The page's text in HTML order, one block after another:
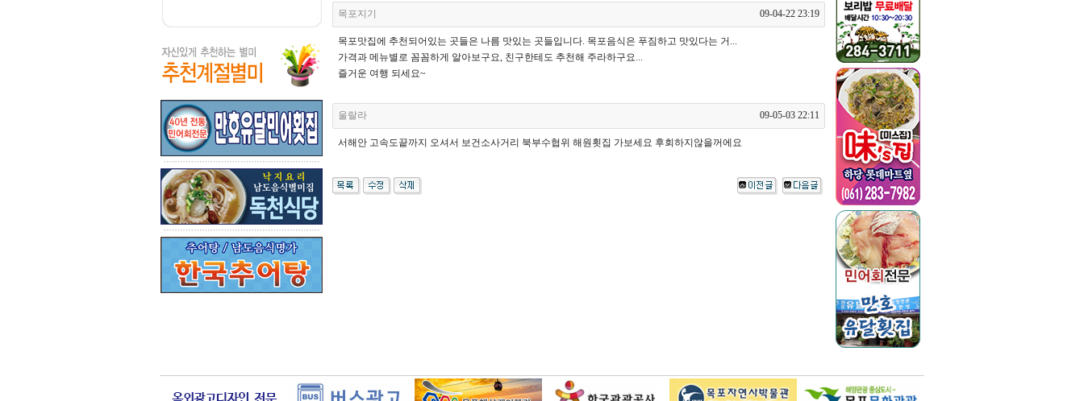
목포지기 09-04-22 23:19
목포맛집에 추천되어있는 곳들은 나름 맛있는 곳들입니다. 목포음식은 푸짐하고 맛있다는 거...
가격과 메뉴별로 꼼꼼하게 알아보구요, 친구한테도 추천해 주라하구요...
즐거운 여행 되세요~
울랄라 09-05-03 22:11
서해안 고속도끝까지 오셔서 보건소사거리 북부수협위 해원횟집 가보세요 후회하지않을꺼에요